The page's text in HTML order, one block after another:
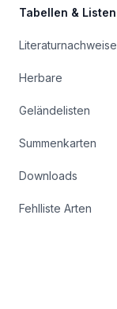
Tabellen & Listen
Literaturnachweise
Herbare
Geländelisten
Summenkarten
Downloads
Fehlliste Arten